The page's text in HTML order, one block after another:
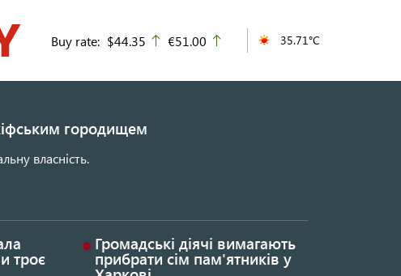
Buy rate: $44.35 up
€51.00 35.71°C
городищем
власність.
троє
Громадські діячі вимагають
прибрати сім пам'ятників у